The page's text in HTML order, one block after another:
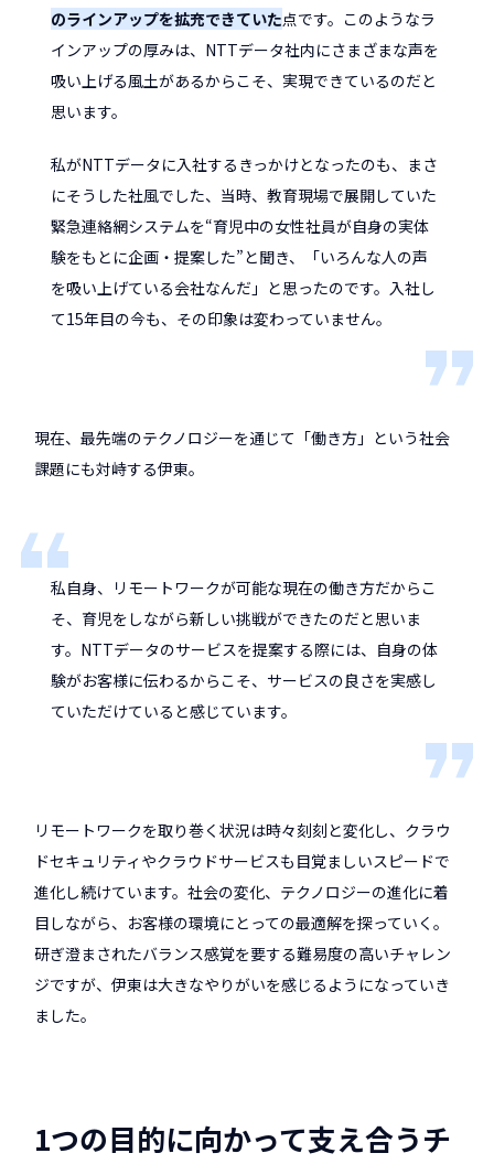
のラインアップを拡充できていた点です。このようなラ
インアップの厚みは、NTTデータ社内にさまざまな声を
吸い上げる風土があるからこそ、実現できているのだと
思います。
私がNTTデータに入社するきっかけとなったのも、まさ
にそうした社風でした、当時、教育現場で展開していた
緊急連絡網システムを“育児中の女性社員が自身の実体
験をもとに企画・提案した”と聞き、「いろんな人の声
を吸い上げている会社なんだ」と思ったのです。入社し
て15年目の今も、その印象は変わっていません。
現在、最先端のテクノロジーを通じて「働き方」という社会
課題にも対峙する伊東。
私自身、リモートワークが可能な現在の働き方だからこ
そ、育児をしながら新しい挑戦ができたのだと思いま
す。NTTデータのサービスを提案する際には、自身の体
験がお客様に伝わるからこそ、サービスの良さを実感し
ていただけていると感じています。
リモートワークを取り巻く状況は時々刻刻と変化し、クラウ
ドセキュリティやクラウドサービスも目覚ましいスピードで
進化し続けています。社会の変化、テクノロジーの進化に着
目しながら、お客様の環境にとっての最適解を探っていく。
研ぎ澄まされたバランス感覚を要する難易度の高いチャレン
ジですが、伊東は大きなやりがいを感じるようになっていき
ました。
1つの目的に向かって支え合うチ